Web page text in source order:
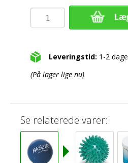
Leveringstid: 1-2 dage
(På lager lige nu)
Se relaterede varer: